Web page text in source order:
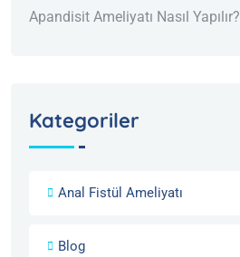
Apandisit Ameliyatı Nasıl Yapılır?
Kategoriler
Anal Fistül Ameliyatı
Blog